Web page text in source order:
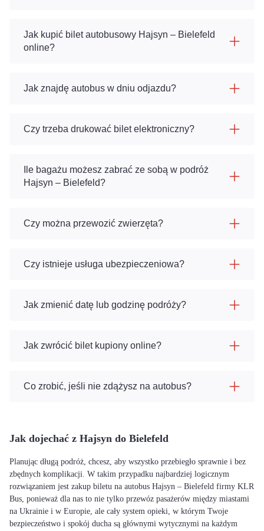
Jak kupić bilet autobusowy Hajsyn – Bielefeld
online?
Jak znajdę autobus w dniu odjazdu?
Czy trzeba drukować bilet elektroniczny?
Ile bagażu możesz zabrać ze sobą w podróż
Hajsyn – Bielefeld?
Czy można przewozić zwierzęta?
Czy istnieje usługa ubezpieczeniowa?
Jak zmienić datę lub godzinę podróży?
Jak zwrócić bilet kupiony online?
Co zrobić, jeśli nie zdążysz na autobus?
Jak dojechać z Hajsyn do Bielefeld
Planując długą podróż, chcesz, aby wszystko przebiegło sprawnie i bez
zbędnych komplikacji. W takim przypadku najbardziej logicznym
rozwiązaniem jest zakup biletu na autobus Hajsyn – Bielefeld firmy KLR
Bus, ponieważ dla nas to nie tylko przewóz pasażerów między miastami
na Ukrainie i w Europie, ale cały system opieki, w którym Twoje
bezpieczeństwo i spokój ducha są głównymi wytycznymi na każdym